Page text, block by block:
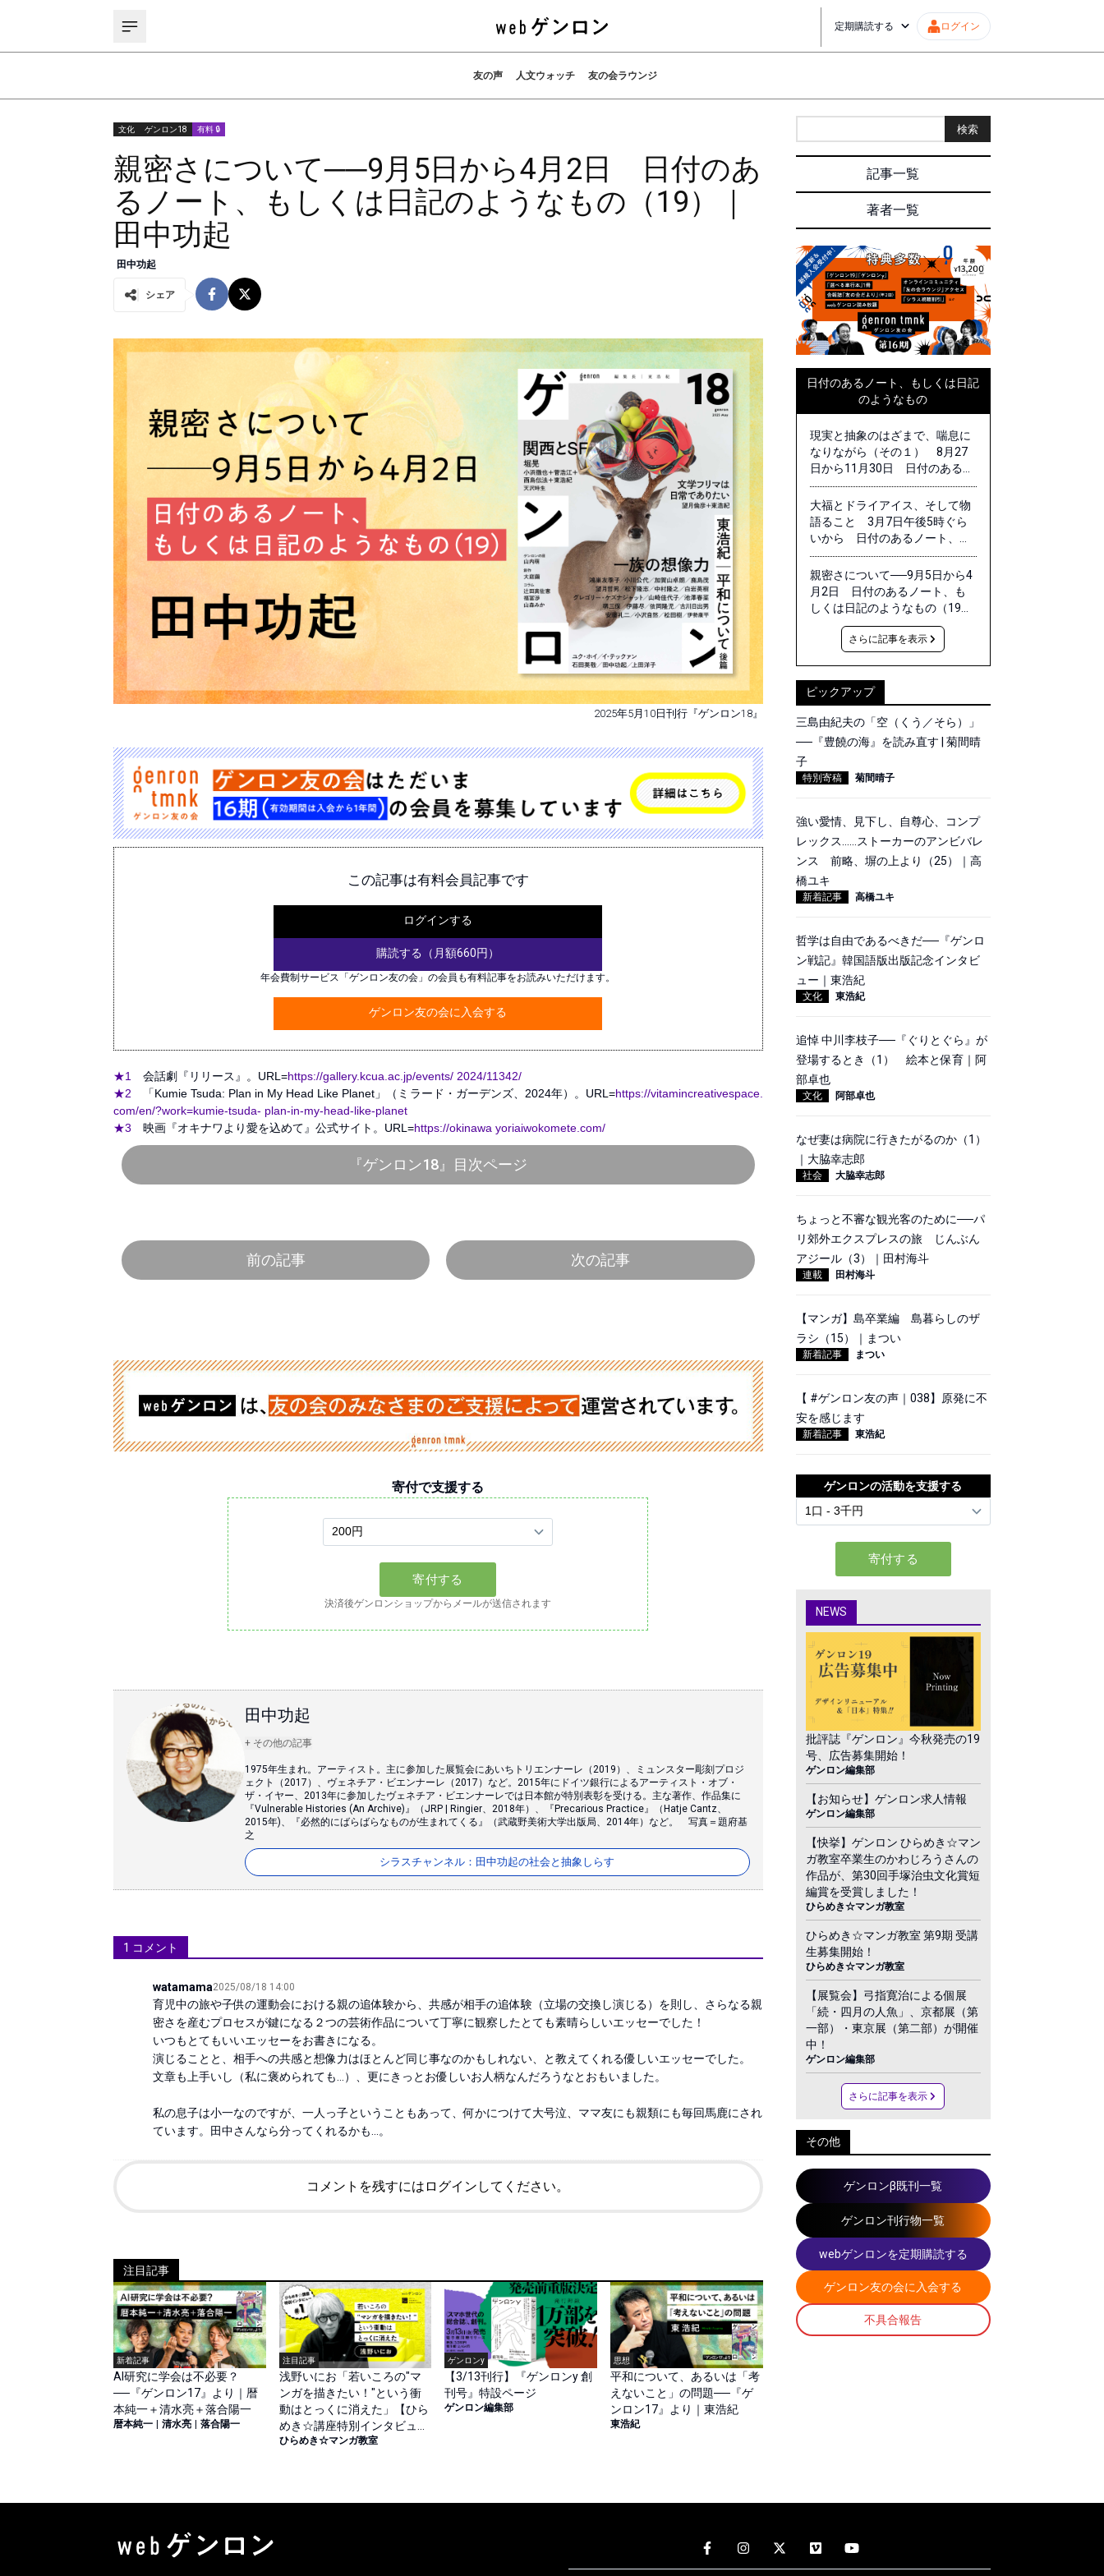
定期購読する ログイン
友の声 人文ウォッチ 友の会ラウンジ
文化 ゲンロン18 有料 🔒
親密さについて──9月5日から4月2日 日付のあ
るノート、もしくは日記のようなもの（19）｜
田中功起
田中功起
シェア
2025年5月10日刊行『ゲンロン18』
この記事は有料会員記事です
ログインする
購読する（月額660円）
年会費制サービス「ゲンロン友の会」の会員も有料記事をお読みいただけます。
ゲンロン友の会に入会する
★1 会話劇『リリース』。URL=https://gallery.kcua.ac.jp/events/ 2024/11342/
★2 「Kumie Tsuda: Plan in My Head Like Planet」（ミラード・ガーデンズ、2024年）。URL=https://vitamincreativespace.
com/en/?work=kumie-tsuda- plan-in-my-head-like-planet
★3 映画『オキナワより愛を込めて』公式サイト。URL=https://okinawa yoriaiwokomete.com/
『ゲンロン18』目次ページ
前の記事 次の記事
寄付で支援する
決済後ゲンロンショップからメールが送信されます
田中功起
+ その他の記事
1975年生まれ。アーティスト。主に参加した展覧会にあいちトリエンナーレ（2019）、ミュンスター彫刻プロジ
ェクト（2017）、ヴェネチア・ビエンナーレ（2017）など。2015年にドイツ銀行によるアーティスト・オブ・
ザ・イヤー、2013年に参加したヴェネチア・ビエンナーレでは日本館が特別表彰を受ける。主な著作、作品集に
『Vulnerable Histories (An Archive)』（JRP | Ringier、2018年）、『Precarious Practice』（Hatje Cantz、
2015年)、『必然的にばらばらなものが生まれてくる』（武蔵野美術大学出版局、2014年）など。 写真＝題府基
之
シラスチャンネル：田中功起の社会と抽象しらす
1 コメント
watamama2025/08/18 14:00
育児中の旅や子供の運動会における親の追体験から、共感が相手の追体験（立場の交換し演じる）を則し、さらなる親
密さを産むプロセスが鍵になる２つの芸術作品について丁寧に観察したとても素晴らしいエッセーでした！
いつもとてもいいエッセーをお書きになる。
演じることと、相手への共感と想像力はほとんど同じ事なのかもしれない、と教えてくれる優しいエッセーでした。
文章も上手いし（私に褒められても…）、更にきっとお優しいお人柄なんだろうなとおもいました。
私の息子は小一なのですが、一人っ子ということもあって、何かにつけて大号泣、ママ友にも親類にも毎回馬鹿にされ
ています。田中さんなら分ってくれるかも…。
コメントを残すにはログインしてください。
注目記事
新着記事
AI研究に学会は不必要？
──『ゲンロン17』より｜暦
本純一＋清水亮＋落合陽一
暦本純一 | 清水亮 | 落合陽一
注目記事
浅野いにお「若いころの"マ
ンガを描きたい！"という衝
動はとっくに消えた」【ひら
めき☆講座特別インタビュー
#1（前篇）】
ひらめき☆マンガ教室
ゲンロンy
【3/13刊行】『ゲンロンy 創
刊号』特設ページ
ゲンロン編集部
思想
平和について、あるいは「考
えないこと」の問題──『ゲ
ンロン17』より｜東浩紀
東浩紀
検索
記事一覧
著者一覧
日付のあるノート、もしくは日記
のようなもの
現実と抽象のはざまで、喘息に
なりながら（その１） 8月27
日から11月30日 日付のあるノ
ート、もしくは日記のようなも
の（20）｜田中功起
大福とドライアイス、そして物
語ること 3月7日午後5時ぐら
いから 日付のあるノート、も
しくは日記のようなもの 番外
篇｜田中功起
親密さについて──9月5日から4
月2日 日付のあるノート、も
しくは日記のようなもの（19）
｜田中功起
さらに記事を表示
ピックアップ
三島由紀夫の「空（くう／そら）」
──『豊饒の海』を読み直す | 菊間晴
子
特別寄稿 菊間晴子
強い愛情、見下し、自尊心、コンプ
レックス……ストーカーのアンビバレ
ンス 前略、塀の上より（25）｜高
橋ユキ
新着記事 高橋ユキ
哲学は自由であるべきだ──『ゲンロ
ン戦記』韓国語版出版記念インタビ
ュー｜東浩紀
文化 東浩紀
追悼 中川李枝子──『ぐりとぐら』が
登場するとき（1） 絵本と保育｜阿
部卓也
文化 阿部卓也
なぜ妻は病院に行きたがるのか（1）
｜大脇幸志郎
社会 大脇幸志郎
ちょっと不審な観光客のために──パ
リ郊外エクスプレスの旅 じんぶん
アジール（3）｜田村海斗
連載 田村海斗
【マンガ】島卒業編 島暮らしのザ
ラシ（15）｜まつい
新着記事 まつい
【 #ゲンロン友の声｜038】原発に不
安を感じます
新着記事 東浩紀
ゲンロンの活動を支援する
NEWS
批評誌『ゲンロン』今秋発売の19
号、広告募集開始！
ゲンロン編集部
【お知らせ】ゲンロン求人情報
ゲンロン編集部
【快挙】ゲンロン ひらめき☆マン
ガ教室卒業生のかわじろうさんの
作品が、第30回手塚治虫文化賞短
編賞を受賞しました！
ひらめき☆マンガ教室
ひらめき☆マンガ教室 第9期 受講
生募集開始！
ひらめき☆マンガ教室
【展覧会】弓指寛治による個展
「続・四月の人魚」、京都展（第
一部）・東京展（第二部）が開催
中！
ゲンロン編集部
さらに記事を表示
その他
ゲンロンβ既刊一覧
ゲンロン刊行物一覧
webゲンロンを定期購読する
ゲンロン友の会に入会する
不具合報告